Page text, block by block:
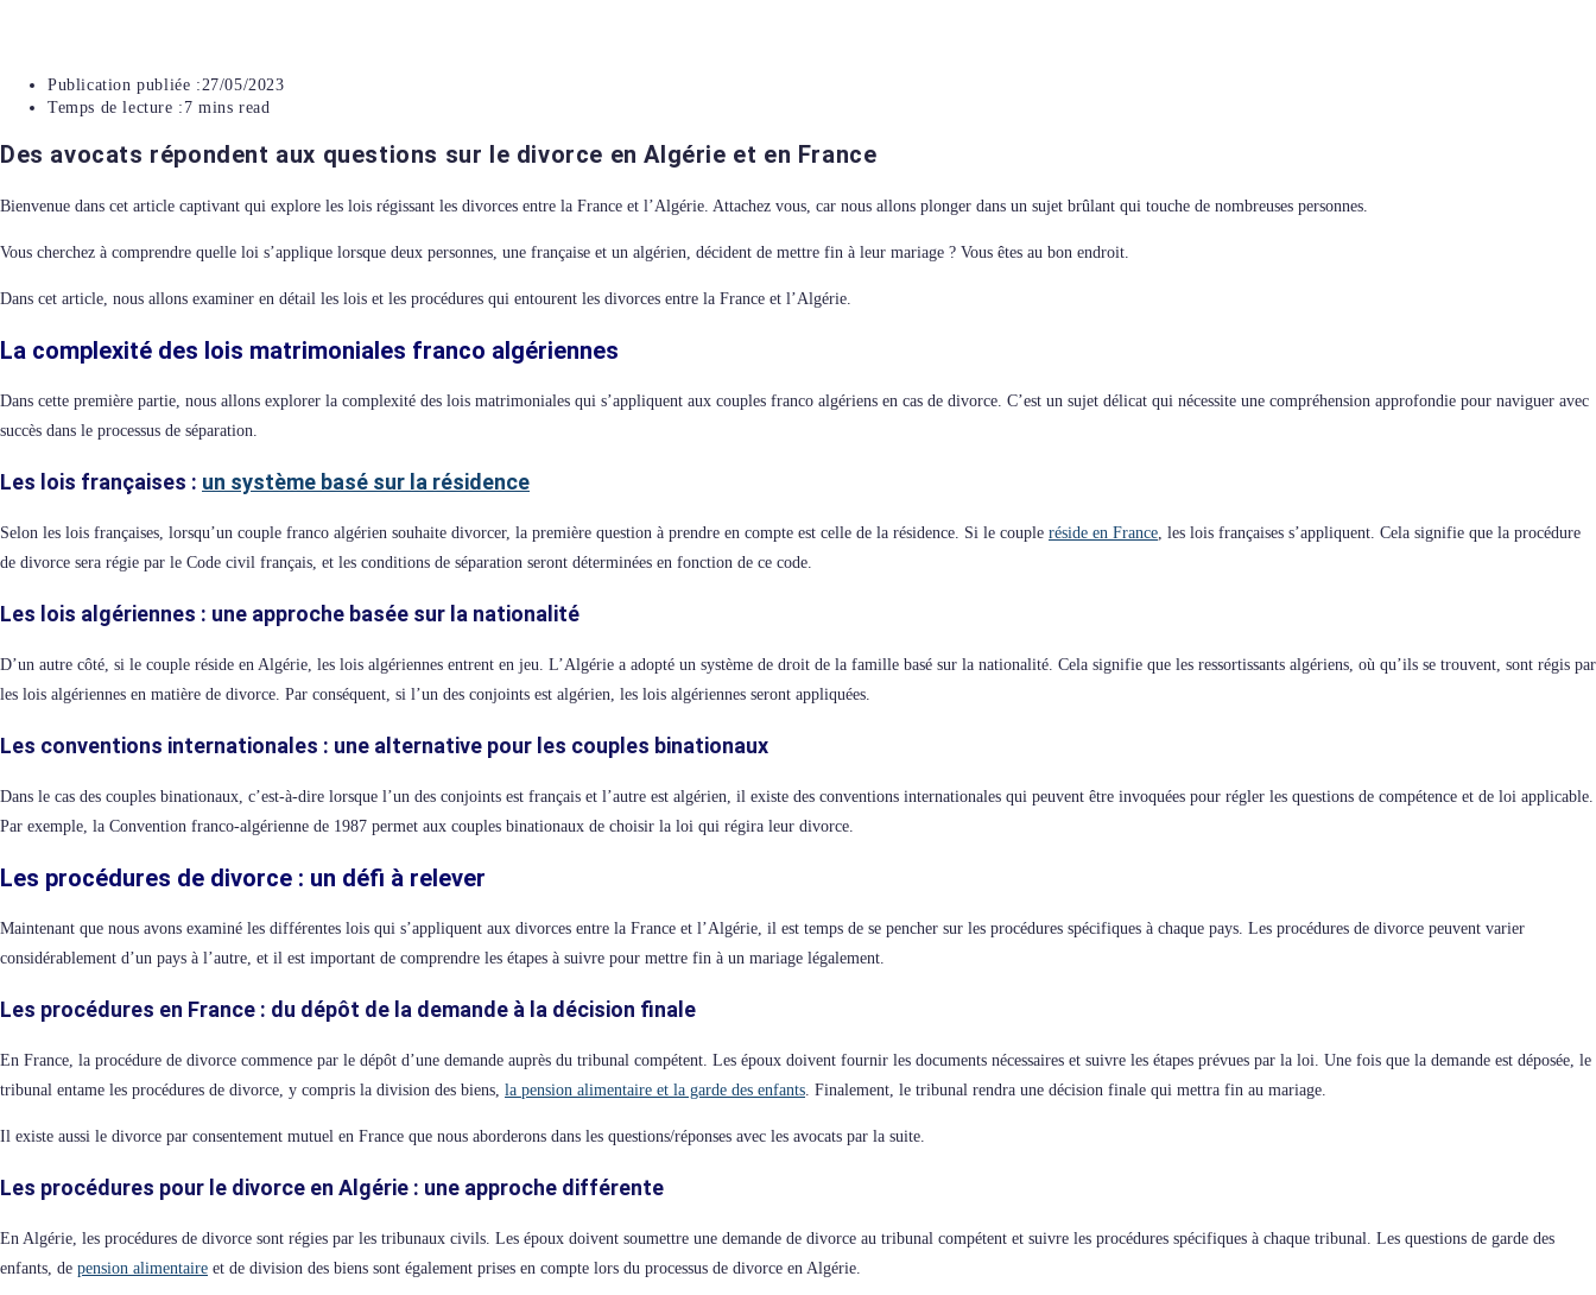
Publication publiée : 27/05/2023
Temps de lecture : 7 mins read
Des avocats répondent aux questions sur le divorce en Algérie et en France
Bienvenue dans cet article captivant qui explore les lois régissant les divorces entre la France et l’Algérie. Attachez vous, car nous allons plonger dans un sujet brûlant qui touche de nombreuses personnes.
Vous cherchez à comprendre quelle loi s’applique lorsque deux personnes, une française et un algérien, décident de mettre fin à leur mariage ? Vous êtes au bon endroit.
Dans cet article, nous allons examiner en détail les lois et les procédures qui entourent les divorces entre la France et l’Algérie.
La complexité des lois matrimoniales franco algériennes
Dans cette première partie, nous allons explorer la complexité des lois matrimoniales qui s’appliquent aux couples franco algériens en cas de divorce. C’est un sujet délicat qui nécessite une compréhension approfondie pour naviguer avec
succès dans le processus de séparation.
Les lois françaises : un système basé sur la résidence
Selon les lois françaises, lorsqu’un couple franco algérien souhaite divorcer, la première question à prendre en compte est celle de la résidence. Si le couple réside en France, les lois françaises s’appliquent. Cela signifie que la procédure
de divorce sera régie par le Code civil français, et les conditions de séparation seront déterminées en fonction de ce code.
Les lois algériennes : une approche basée sur la nationalité
D’un autre côté, si le couple réside en Algérie, les lois algériennes entrent en jeu. L’Algérie a adopté un système de droit de la famille basé sur la nationalité. Cela signifie que les ressortissants algériens, où qu’ils se trouvent, sont régis par
les lois algériennes en matière de divorce. Par conséquent, si l’un des conjoints est algérien, les lois algériennes seront appliquées.
Les conventions internationales : une alternative pour les couples binationaux
Dans le cas des couples binationaux, c’est-à-dire lorsque l’un des conjoints est français et l’autre est algérien, il existe des conventions internationales qui peuvent être invoquées pour régler les questions de compétence et de loi applicable.
Par exemple, la Convention franco-algérienne de 1987 permet aux couples binationaux de choisir la loi qui régira leur divorce.
Les procédures de divorce : un défi à relever
Maintenant que nous avons examiné les différentes lois qui s’appliquent aux divorces entre la France et l’Algérie, il est temps de se pencher sur les procédures spécifiques à chaque pays. Les procédures de divorce peuvent varier
considérablement d’un pays à l’autre, et il est important de comprendre les étapes à suivre pour mettre fin à un mariage légalement.
Les procédures en France : du dépôt de la demande à la décision finale
En France, la procédure de divorce commence par le dépôt d’une demande auprès du tribunal compétent. Les époux doivent fournir les documents nécessaires et suivre les étapes prévues par la loi. Une fois que la demande est déposée, le
tribunal entame les procédures de divorce, y compris la division des biens, la pension alimentaire et la garde des enfants. Finalement, le tribunal rendra une décision finale qui mettra fin au mariage.
Il existe aussi le divorce par consentement mutuel en France que nous aborderons dans les questions/réponses avec les avocats par la suite.
Les procédures pour le divorce en Algérie : une approche différente
En Algérie, les procédures de divorce sont régies par les tribunaux civils. Les époux doivent soumettre une demande de divorce au tribunal compétent et suivre les procédures spécifiques à chaque tribunal. Les questions de garde des
enfants, de pension alimentaire et de division des biens sont également prises en compte lors du processus de divorce en Algérie.